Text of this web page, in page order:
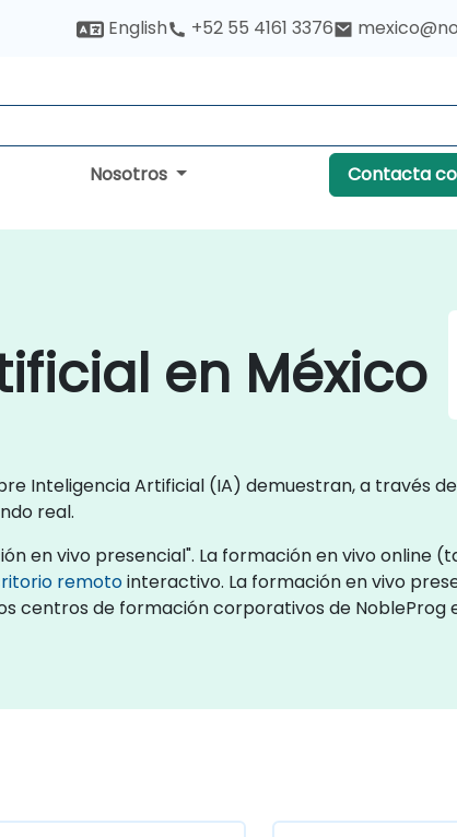
English +52 55 4161 3376
Nosotros Contacta
en México
Inteligencia Artificial (IA) demuestran, a través
real.
en vivo presencial". La formación en vivo online
remotointeractivo. La formación en vivo
centros de formación corporativos de NobleProg